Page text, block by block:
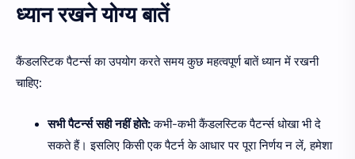
ध्यान रखने योग्य बातें
कैंडलस्टिक पैटर्न्स का उपयोग करते समय कुछ महत्वपूर्ण बातें ध्यान में रखनी
चाहिए:
सभी पैटर्न्स सही नहीं होते:कभी-कभी कैंडलस्टिक पैटर्न्स धोखा भी दे
सकते हैं। इसलिए किसी एक पैटर्न के आधार पर पूरा निर्णय न लें, हमेशा